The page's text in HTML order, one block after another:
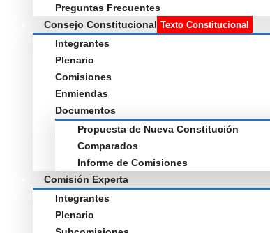
Preguntas Frecuentes
Consejo Constitucional Texto Constitucional
Integrantes
Plenario
Comisiones
Enmiendas
Documentos
Propuesta de Nueva Constitución
Comparados
Informe de Comisiones
Comisión Experta
Integrantes
Plenario